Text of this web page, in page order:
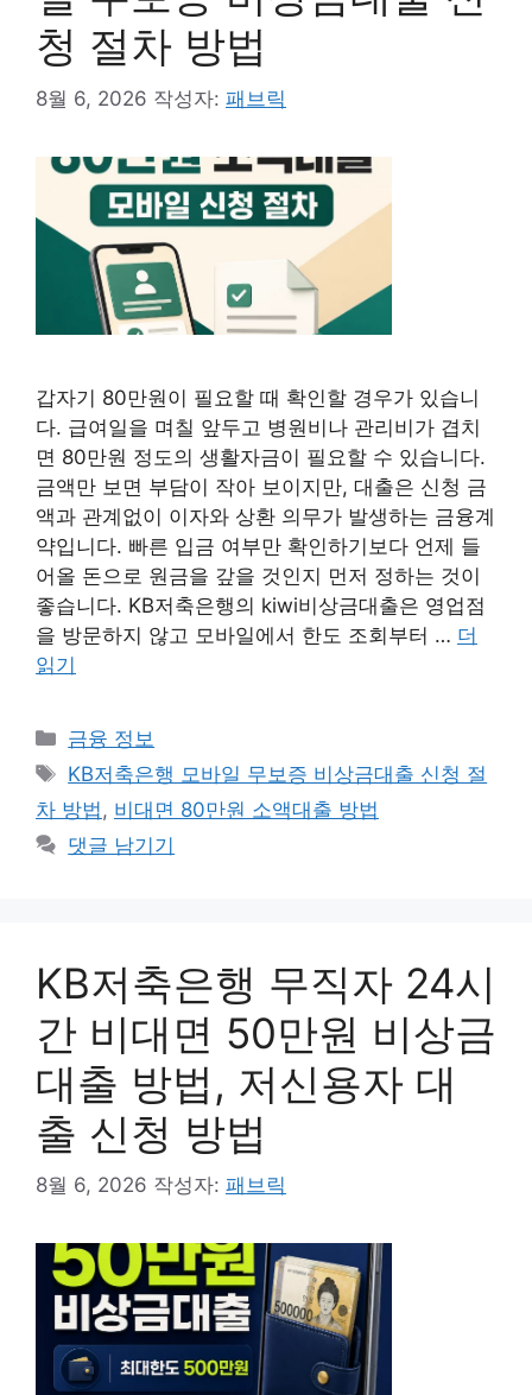
청 절차 방법
8월 6, 2026 작성자: 패브릭
갑자기 80만원이 필요할 때 확인할 경우가 있습니
다. 급여일을 며칠 앞두고 병원비나 관리비가 겹치
면 80만원 정도의 생활자금이 필요할 수 있습니다.
금액만 보면 부담이 작아 보이지만, 대출은 신청 금
액과 관계없이 이자와 상환 의무가 발생하는 금융계
약입니다. 빠른 입금 여부만 확인하기보다 언제 들
어올 돈으로 원금을 갚을 것인지 먼저 정하는 것이
좋습니다. KB저축은행의 kiwi비상금대출은 영업점
을 방문하지 않고 모바일에서 한도 조회부터 … 더
읽기
카
테
리
금융 정보
태
그
KB저축은행 모바일 무보증 비상금대출 신청 절
차 방법 , 비대면 80만원 소액대출 방법
댓글 남기기
KB저축은행 무직자 24시
간 비대면 50만원 비상금
대출 방법, 저신용자 대
출 신청 방법
8월 6, 2026 작성자: 패브릭